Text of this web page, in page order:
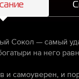
Сокол — самый
на него
и самоуверен, и